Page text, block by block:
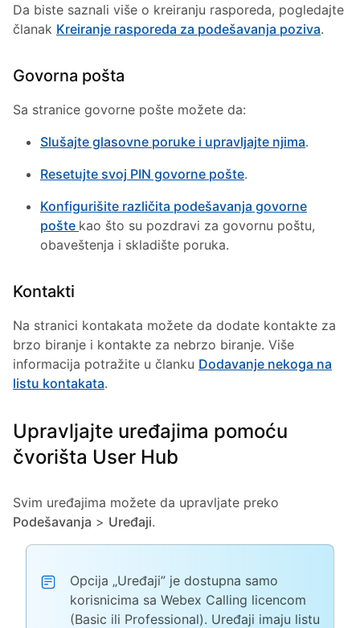
Da biste saznali više o kreiranju rasporeda, pogledajte
članak Kreiranje rasporeda za podešavanja poziva.
Govorna pošta
Sa stranice govorne pošte možete da:
Slušajte glasovne poruke i upravljajte njima.
Resetujte svoj PIN govorne pošte.
Konfigurišite različita podešavanja govorne
pošte kao što su pozdravi za govornu poštu,
obaveštenja i skladište poruka.
Kontakti
Na stranici kontakata možete da dodate kontakte za
brzo biranje i kontakte za nebrzo biranje. Više
informacija potražite u članku Dodavanje nekoga na
listu kontakata.
Upravljajte uređajima pomoću
čvorišta User Hub
Svim uređajima možete da upravljate preko
Podešavanja > Uređaji.
Opcija „Uređaji” je dostupna samo
korisnicima sa Webex Calling licencom
(Basic ili Professional). Uređaji imaju listu